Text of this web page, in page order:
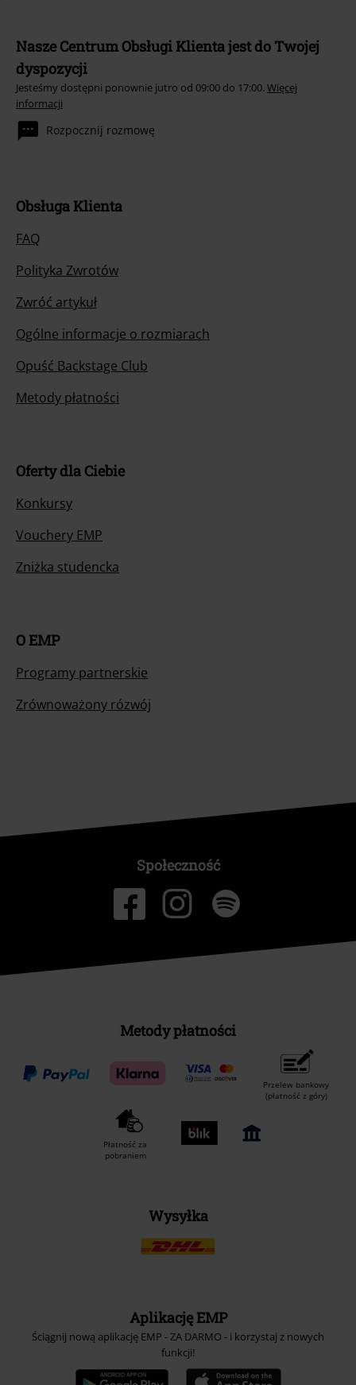
Nasze Centrum Obsługi Klienta jest do Twojej
dyspozycji
Jesteśmy dostępni ponownie jutro od 09:00 do 17:00. Więcej
informacji
Rozpocznij rozmowę
Obsługa Klienta
FAQ
Polityka Zwrotów
Zwróć artykuł
Ogólne informacje o rozmiarach
Opuść Backstage Club
Metody płatności
Oferty dla Ciebie
Konkursy
Vouchery EMP
Zniżka studencka
O EMP
Programy partnerskie
Zrównoważony rózwój
Społeczność
Metody płatności
Przelew bankowy
(płatność z góry)
Płatność za
pobraniem
Wysyłka
Aplikację EMP
Ściągnij nową aplikację EMP - ZA DARMO - i korzystaj z nowych
funkcji!